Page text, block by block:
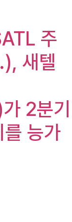
주
새텔
2분기
능가